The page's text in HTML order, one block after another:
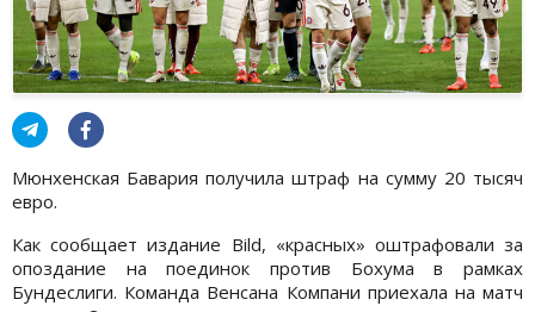
Мюнхенская Бавария получила штраф на сумму 20 тысяч
евро.
Как сообщает издание Bild, «красных» оштрафовали за
опоздание на поединок против Бохума в рамках
Бундеслиги. Команда Венсана Компани приехала на матч